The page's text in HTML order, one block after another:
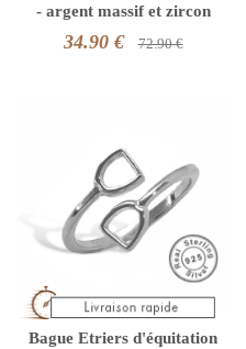
- argent massif et zircon
34.90 € 72.90 €
Bague Etriers d'équitation